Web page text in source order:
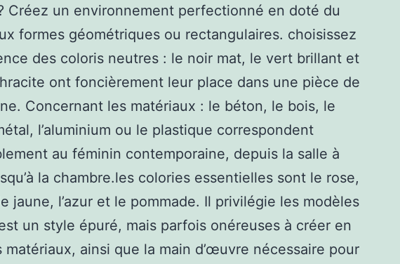
Créez un environnement perfectionné en doté du
formes géométriques ou rectangulaires. choisissez
des coloris neutres : le noir mat, le vert brillant et
ont foncièrement leur place dans une pièce de
Concernant les matériaux : le béton, le bois, le
l’aluminium ou le plastique correspondent
au féminin contemporaine, depuis la salle à
la chambre.les colories essentielles sont le rose,
jaune, l’azur et le pommade. Il privilégie les modèles
un style épuré, mais parfois onéreuses à créer en
matériaux, ainsi que la main d’œuvre nécessaire pour